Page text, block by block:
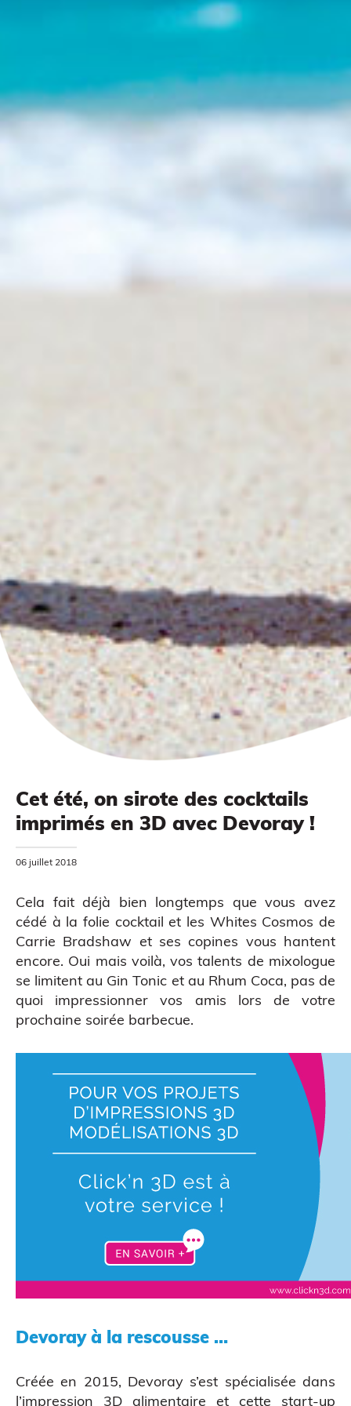
Impression à la demande ou sur mesure
MODÉLISATION 3D
Cet été, on sirote des cocktails
imprimés en 3D avec Devoray !
06 juillet 2018
Cela fait déjà bien longtemps que vous avez
cédé à la folie cocktail et les Whites Cosmos de
Carrie Bradshaw et ses copines vous hantent
encore. Oui mais voilà, vos talents de mixologue
se limitent au Gin Tonic et au Rhum Coca, pas de
quoi impressionner vos amis lors de votre
prochaine soirée barbecue.
Devoray à la rescousse …
Créée en 2015, Devoray s’est spécialisée dans
l’impression 3D alimentaire et cette start-up